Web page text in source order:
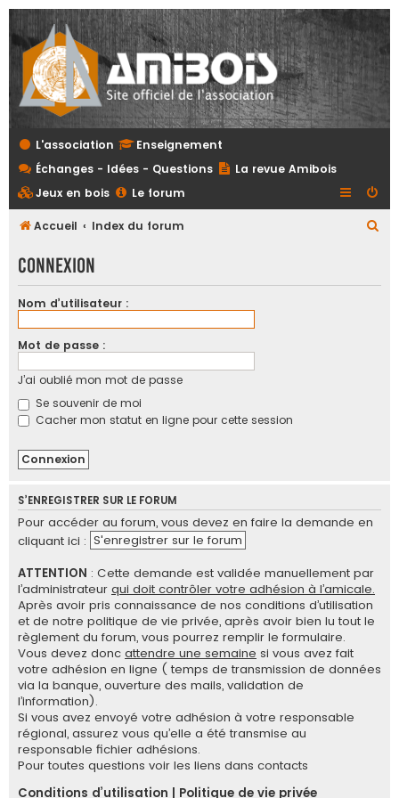
L'association
Enseignement
Échanges - Idées - Questions
La revue Amibois
Jeux en bois
Le forum
Accueil Index du forum
Connexion
Nom d’utilisateur :
Mot de passe :
J’ai oublié mon mot de passe
Se souvenir de moi
Cacher mon statut en ligne pour cette session
S’ENREGISTRER SUR LE FORUM
Pour accéder au forum, vous devez en faire la demande en
cliquant ici : S'enregistrer sur le forum
ATTENTION : Cette demande est validée manuellement par
l’administrateur qui doit contrôler votre adhésion à l’amicale.
Après avoir pris connaissance de nos conditions d’utilisation
et de notre politique de vie privée, après avoir bien lu tout le
règlement du forum, vous pourrez remplir le formulaire.
Vous devez donc attendre une semaine si vous avez fait
votre adhésion en ligne ( temps de transmission de données
via la banque, ouverture des mails, validation de
l’information).
Si vous avez envoyé votre adhésion à votre responsable
régional, assurez vous qu’elle a été transmise au
responsable fichier adhésions.
Pour toutes questions voir les liens dans contacts
Conditions d’utilisation
Politique de vie privée